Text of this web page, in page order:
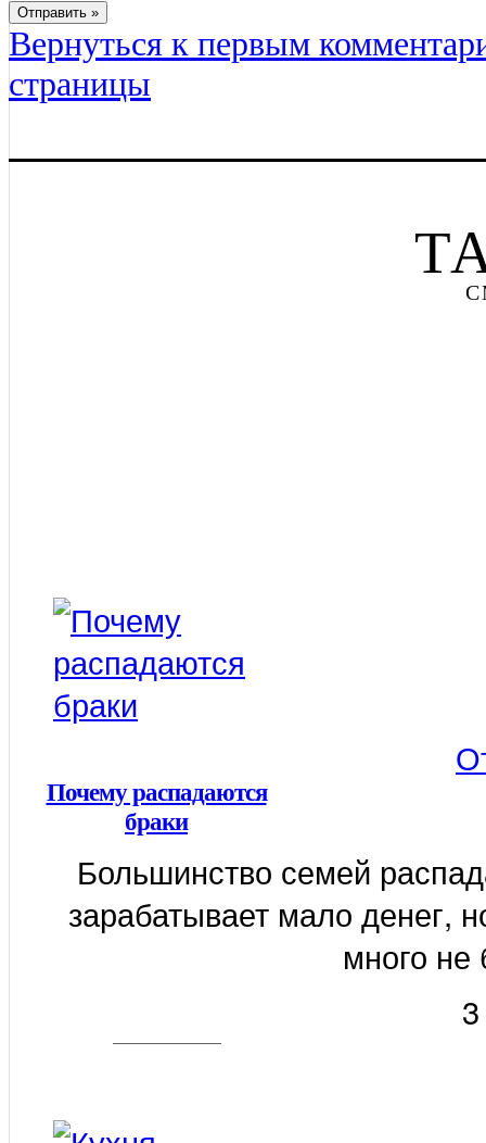
Вернуться к первым
страницы
Почему распадаются
браки
Большинство семей
зарабатывает мало денег,
много не